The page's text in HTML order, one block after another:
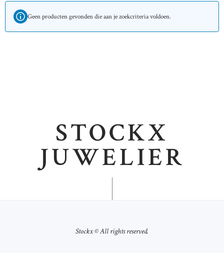
Geen producten gevonden die aan je zoekcriteria voldoen.
STOCKX
JUWELIER
Stockx © All rights reserved.